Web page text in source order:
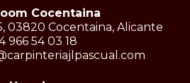
Cocentaina
03820 Cocentaina, Alicante
966 54 03 18